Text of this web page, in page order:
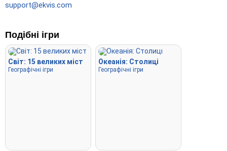
Введіть: Введіть назву підсвіченого місця.
керування та натисніть пробіл для прискорення.
support@ekvis.com
Подібні ігри
Світ: 15 великих міст
Географічні ігри
Океанія: Столиці
Географічні ігри